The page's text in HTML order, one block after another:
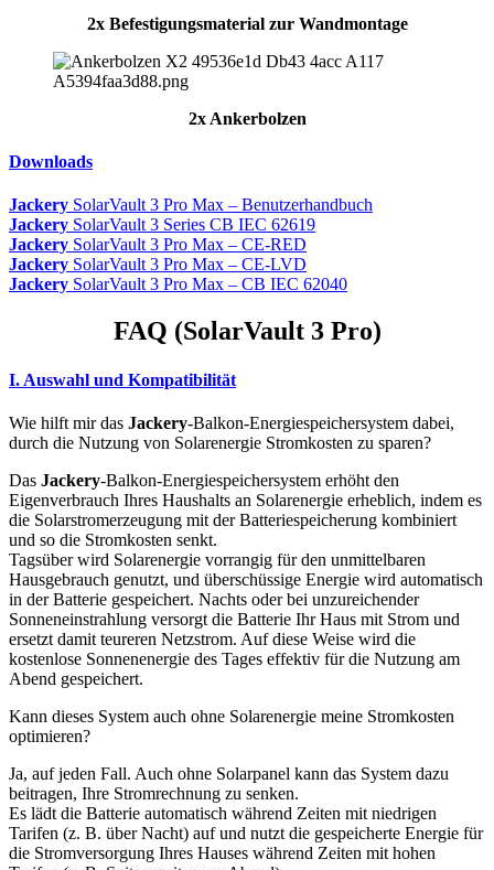
2x Befestigungsmaterial zur Wandmontage
2x Ankerbolzen
Downloads
Jackery SolarVault 3 Pro Max – Benutzerhandbuch
Jackery SolarVault 3 Series CB IEC 62619
Jackery SolarVault 3 Pro Max – CE-RED
Jackery SolarVault 3 Pro Max – CE-LVD
Jackery SolarVault 3 Pro Max – CB IEC 62040
FAQ (SolarVault 3 Pro)
I. Auswahl und Kompatibilität
Wie hilft mir das Jackery-Balkon-Energiespeichersystem dabei,
durch die Nutzung von Solarenergie Stromkosten zu sparen?
Das Jackery-Balkon-Energiespeichersystem erhöht den
Eigenverbrauch Ihres Haushalts an Solarenergie erheblich, indem es
die Solarstromerzeugung mit der Batteriespeicherung kombiniert
und so die Stromkosten senkt.
Tagsüber wird Solarenergie vorrangig für den unmittelbaren
Hausgebrauch genutzt, und überschüssige Energie wird automatisch
in der Batterie gespeichert. Nachts oder bei unzureichender
Sonneneinstrahlung versorgt die Batterie Ihr Haus mit Strom und
ersetzt damit teureren Netzstrom. Auf diese Weise wird die
kostenlose Sonnenenergie des Tages effektiv für die Nutzung am
Abend gespeichert.
Kann dieses System auch ohne Solarenergie meine Stromkosten
optimieren?
Ja, auf jeden Fall. Auch ohne Solarpanel kann das System dazu
beitragen, Ihre Stromrechnung zu senken.
Es lädt die Batterie automatisch während Zeiten mit niedrigen
Tarifen (z. B. über Nacht) auf und nutzt die gespeicherte Energie für
die Stromversorgung Ihres Hauses während Zeiten mit hohen